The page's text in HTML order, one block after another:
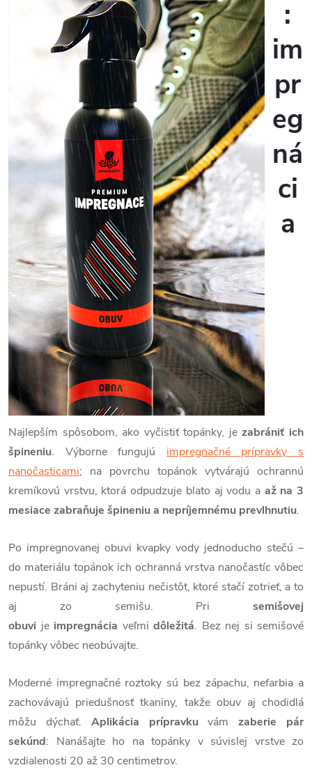
:
im
pr
eg
ná
ci
a
Najlepším spôsobom, ako vyčistiť topánky, jezabrániť ich
špineniu. Výborne fungujú impregnačné prípravky s
nanočasticami; na povrchu topánok vytvárajú ochrannú
kremíkovú vrstvu, ktorá odpudzuje blato aj vodu a až na 3
mesiace zabraňuje špineniu a nepríjemnému prevlhnutiu.
Po impregnovanej obuvi kvapky vody jednoducho stečú –
do materiálu topánok ich ochranná vrstva nanočastíc vôbec
nepustí. Bráni aj zachyteniu nečistôt, ktoré stačí zotrieť, a to
aj zo semišu. Pri semišovej
obuvi je impregnácia veľmi dôležitá. Bez nej si semišové
topánky vôbec neobúvajte.
Moderné impregnačné roztoky sú bez zápachu, nefarbia a
zachovávajú priedušnosť tkaniny, takže obuv aj chodidlá
môžu dýchať. Aplikácia prípravkuvámzaberie pár
sekúnd: Nanášajte ho na topánky v súvislej vrstve zo
vzdialenosti 20 až 30 centimetrov.